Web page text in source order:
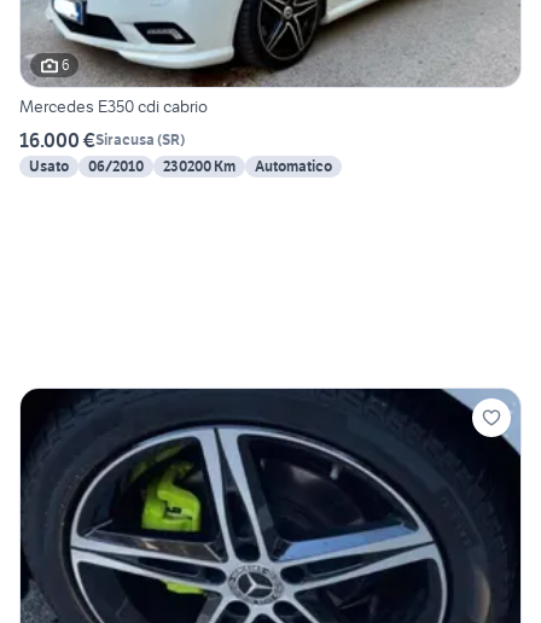
6
Mercedes E350 cdi cabrio
16.000 €Siracusa (SR)
Usato
06/2010 230200 Km Automatico